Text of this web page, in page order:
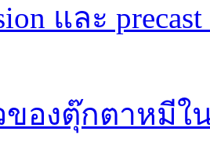
และ
ของตุ๊กตาหมี